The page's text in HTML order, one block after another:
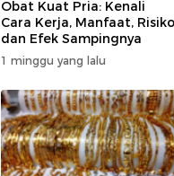
Obat Kuat Pria: Kenali
Cara Kerja, Manfaat,
dan Efek Sampingnya
1 minggu yang lalu